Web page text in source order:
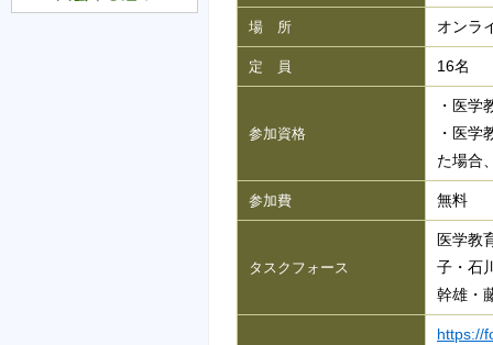
場 所 オンラ
定 員 16名
参加資格
・医学
・医学
た場合
参加費 無料
タスクフォース
医学教
子・石
幹雄・
https://